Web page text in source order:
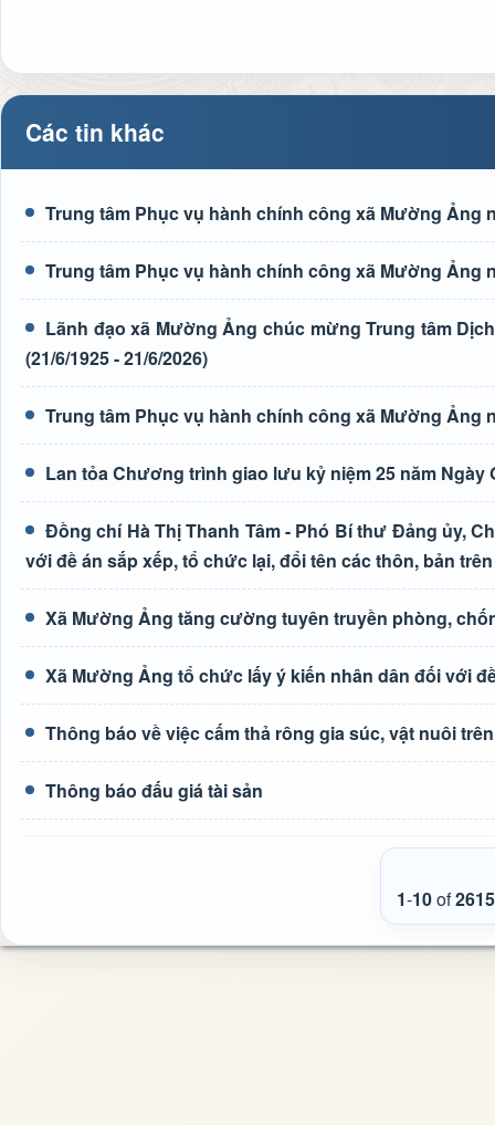
Các tin khác
Trung tâm Phục vụ hành chính công xã Mường Ảng
Trung tâm Phục vụ hành chính công xã Mường Ảng
Lãnh đạo xã Mường Ảng chúc mừng Trung tâm
(21/6/1925 - 21/6/2026)
Trung tâm Phục vụ hành chính công xã Mường Ảng
Lan tỏa Chương trình giao lưu kỷ niệm 25 năm Ngày
Đồng chí Hà Thị Thanh Tâm - Phó Bí thư Đảng ủy,
với đề án sắp xếp, tổ chức lại, đổi tên các thôn, bản
Xã Mường Ảng tăng cường tuyên truyền phòng,
Xã Mường Ảng tổ chức lấy ý kiến nhân dân đối với
Thông báo về việc cấm thả rông gia súc, vật nuôi
Thông báo đấu giá tài sản
1-10of2615